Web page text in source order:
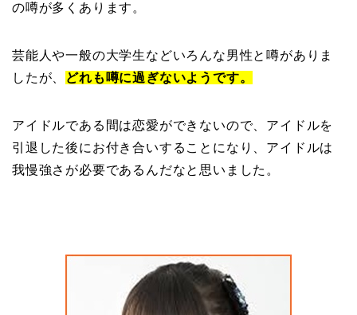
の噂が多くあります。
芸能人や一般の大学生などいろんな男性と噂がありま
したが、
どれも噂に過ぎないようです。
アイドルである間は恋愛ができないので、アイドルを
引退した後にお付き合いすることになり、アイドルは
我慢強さが必要であるんだなと思いました。